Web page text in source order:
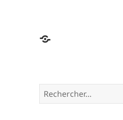
Factuel
Rechercher :